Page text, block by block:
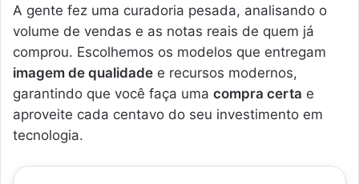
A gente fez uma curadoria pesada, analisando o
volume de vendas e as notas reais de quem já
comprou. Escolhemos os modelos que entregam
imagem de qualidade e recursos modernos,
garantindo que você faça uma compra certa e
aproveite cada centavo do seu investimento em
tecnologia.